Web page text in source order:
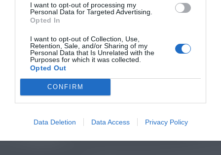
I want to opt-out of processing my
Personal Data for Targeted Advertising.
Opted In
I want to opt-out of Collection, Use,
Retention, Sale, and/or Sharing of my
Personal Data that Is Unrelated with the
Purposes for which it was collected.
Opted Out
CONFIRM
Data Deletion Data Access Privacy Policy